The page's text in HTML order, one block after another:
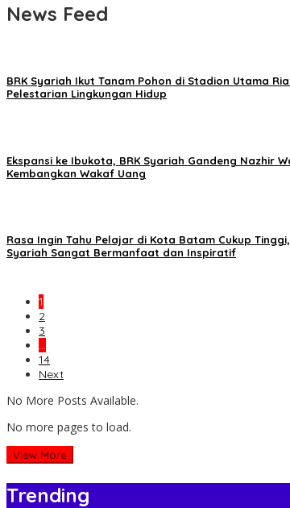
News Feed
BRK Syariah Ikut Tanam Pohon di Stadion Utama
Pelestarian Lingkungan Hidup
Ekspansi ke Ibukota, BRK Syariah Gandeng Nazhir
Kembangkan Wakaf Uang
Rasa Ingin Tahu Pelajar di Kota Batam Cukup Tinggi,
Syariah Sangat Bermanfaat dan Inspiratif
1
2
3
…
14
Next
No More Posts Available.
No more pages to load.
View More
Trending